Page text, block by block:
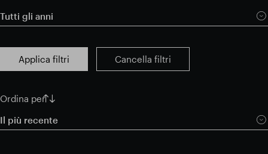
Risultati finanziari
Parco intelligente
Tutti gli anni
Applica filtri Cancella filtri
Ordina per
Il più recente